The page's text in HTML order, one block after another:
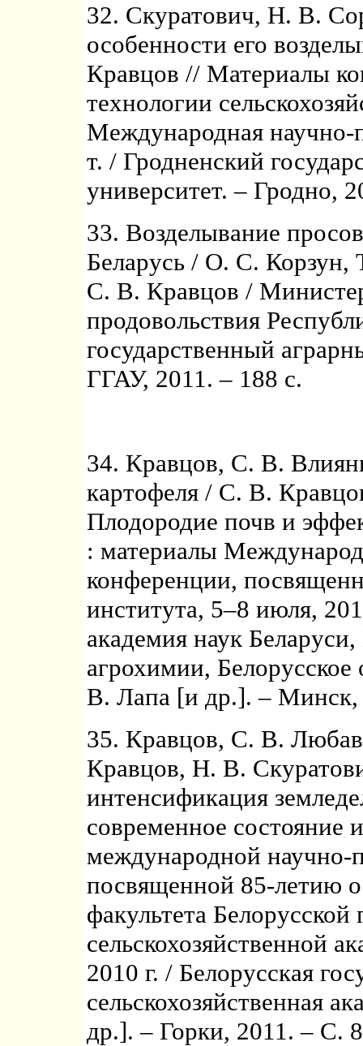
32. Скуратович, Н. В.
особенности его
Кравцов // Материалы
технологии
Международная научно-
т. / Гродненский
университет. – Гродно,
33. Возделывание
Беларусь / О. С.
С. В. Кравцов /
продовольствия
государственный
ГГАУ, 2011. – 188 с.
34. Кравцов, С. В.
картофеля / С. В.
Плодородие почв и
: материалы
конференции,
института, 5–8 июля,
академия наук
агрохимии,
В. Лапа [и др.]. – Минск,
35. Кравцов, С. В.
Кравцов, Н. В.
интенсификация
современное состояние
международной научно-
посвященной 85-летию
факультета Белорусской
сельскохозяйственной
2010 г. / Белорусская
сельскохозяйственная
др.]. – Горки, 2011. – С.